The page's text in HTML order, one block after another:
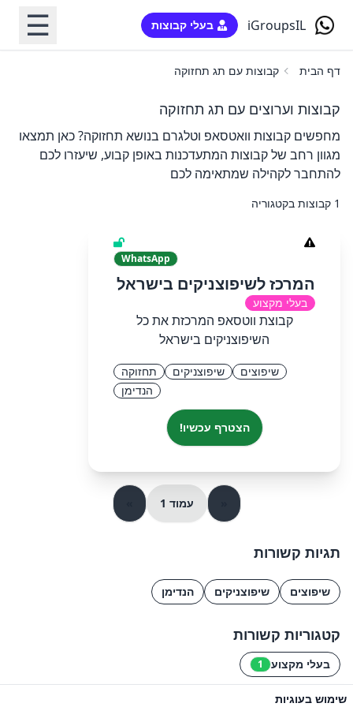
iGroupsIL בעלי קבוצות ☰
דף הבית קבוצות עם תג תחזוקה
קבוצות וערוצים עם תג תחזוקה
מחפשים קבוצות וואטסאפ וטלגרם בנושא תחזוקה? כאן תמצאו
מגוון רחב של קבוצות המתעדכנות באופן קבוע, שיעזרו לכם
להתחבר לקהילה שמתאימה לכם
1 קבוצות בקטגוריה
WhatsApp
המרכז לשיפוצניקים בישראל
בעלי מקצוע
קבוצת ווטסאפ המרכזת את כל
השיפוצניקים בישראל
שיפוצים שיפוצניקים
תחזוקה
הנדימן
הצטרף עכשיו!
עמוד 1
תגיות קשורות
שיפוצים שיפוצניקים הנדימן
קטגוריות קשורות
בעלי מקצוע 1
שימוש בעוגיות